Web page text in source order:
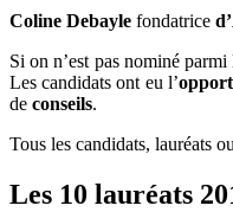
Coline Debayle fondatrice
Si on n’est pas nominé
Les candidats ont eu l’
de conseils.
Tous les candidats, lauréats
Les 10 lauréats